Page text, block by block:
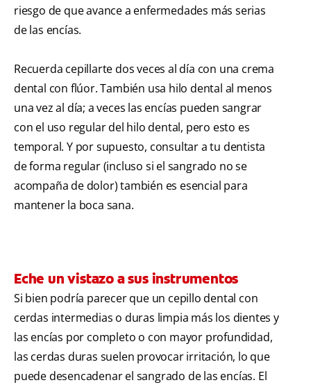
riesgo de que avance a enfermedades más serias
de las encías.
Recuerda cepillarte dos veces al día con una crema
dental con flúor. También usa hilo dental al menos
una vez al día; a veces las encías pueden sangrar
con el uso regular del hilo dental, pero esto es
temporal. Y por supuesto, consultar a tu dentista
de forma regular (incluso si el sangrado no se
acompaña de dolor) también es esencial para
mantener la boca sana.
Eche un vistazo a sus instrumentos
Si bien podría parecer que un cepillo dental con
cerdas intermedias o duras limpia más los dientes y
las encías por completo o con mayor profundidad,
las cerdas duras suelen provocar irritación, lo que
puede desencadenar el sangrado de las encías. El